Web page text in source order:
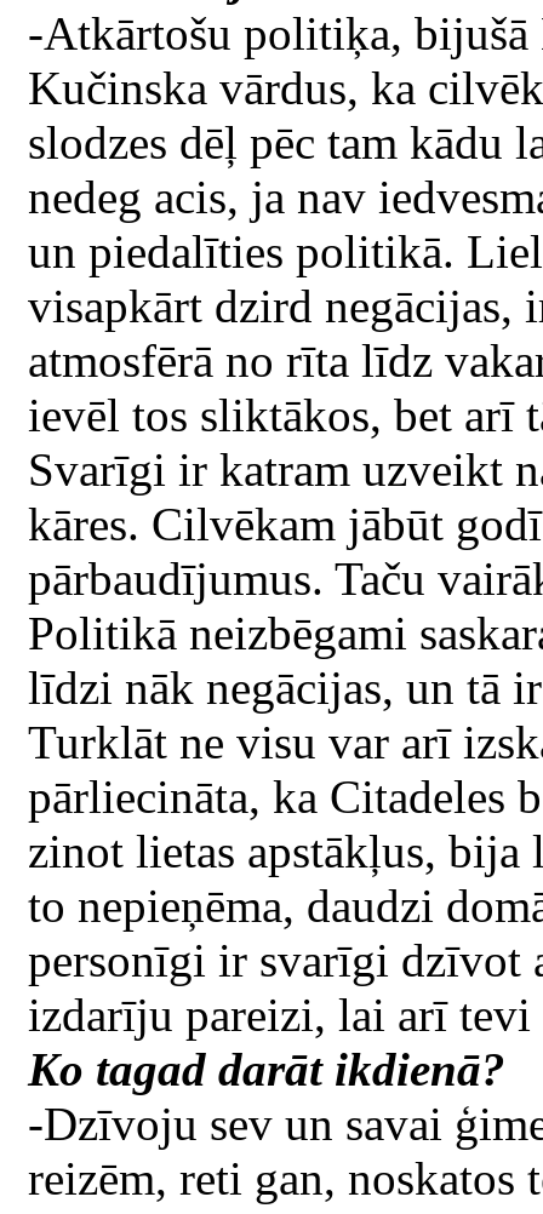
-Atkārtošu politiķa,
Kučinska vārdus, ka
slodzes dēļ pēc tam kādu
nedeg acis, ja nav
un piedalīties politikā.
visapkārt dzird negācijas,
atmosfērā no rīta līdz
ievēl tos sliktākos, bet arī
Svarīgi ir katram uzveikt
kāres. Cilvēkam jābūt
pārbaudījumus. Taču
Politikā neizbēgami
līdzi nāk negācijas, un tā
Turklāt ne visu var arī
pārliecināta, ka Citadeles
zinot lietas apstākļus, bija
to nepieņēma, daudzi
personīgi ir svarīgi dzīvot
izdarīju pareizi, lai arī tevi
Ko tagad darāt ikdienā?
-Dzīvoju sev un savai
reizēm, reti gan,